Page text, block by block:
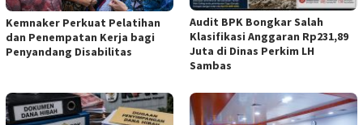
Kemnaker Perkuat Pelatihan
dan Penempatan Kerja bagi
Penyandang Disabilitas
Audit BPK Bongkar Salah
Klasifikasi Anggaran Rp231,89
Juta di Dinas Perkim LH
Sambas